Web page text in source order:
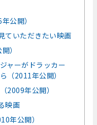
公開）
ていただきたい映画
）
ャーがドラッカー
（2011年公開）
2009年公開）
映画
年公開）